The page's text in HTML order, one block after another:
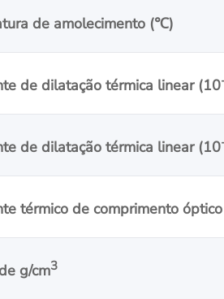
de amolecimento (℃)
de dilatação térmica linear (10
de dilatação térmica linear (10
térmico de comprimento
g/cm3